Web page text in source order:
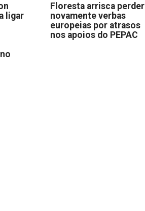
ligar
Floresta arrisca perder
novamente verbas
europeias por atrasos
nos apoios do PEPAC